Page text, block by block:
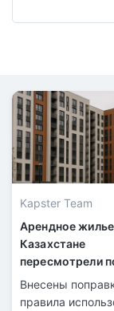
Kapster Team
Арендное
Казахстане
пересмотрели
строительства
Внесены
правила